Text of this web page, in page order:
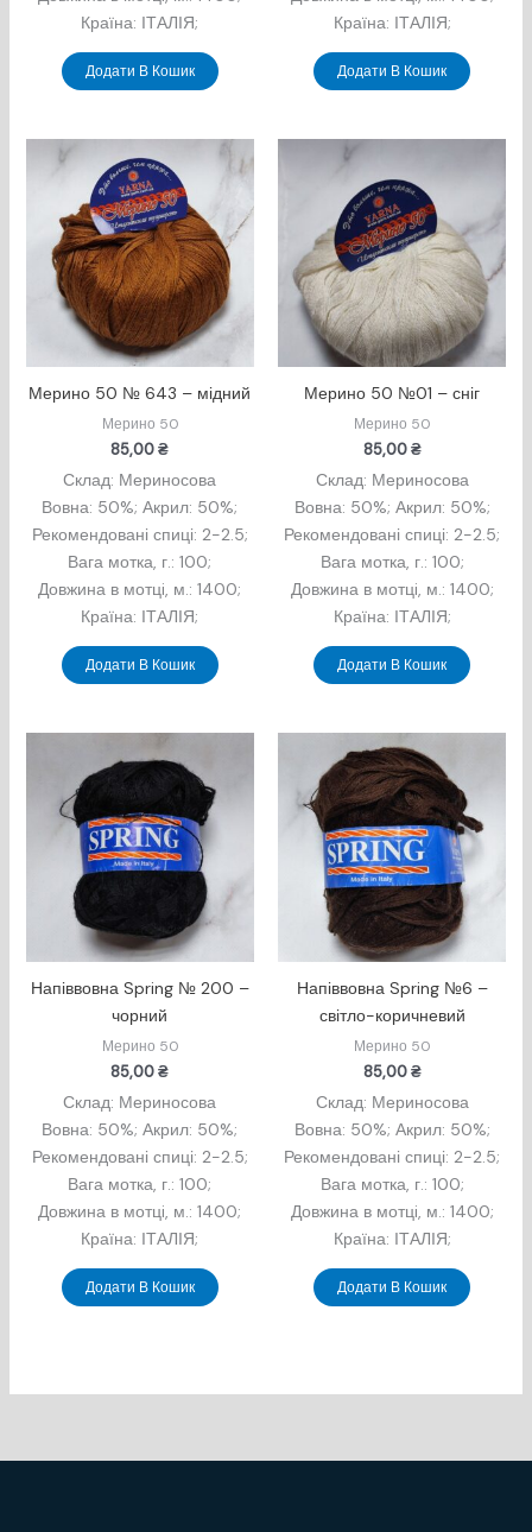
Країна: ІТАЛІЯ;
Додати В Кошик
Країна: ІТАЛІЯ;
Додати В Кошик
Мерино 50 № 643 – мідний
Мерино 50
85,00₴
Склад: Мериносова
Вовна: 50%; Акрил: 50%;
Рекомендовані спиці: 2-2.5;
Вага мотка, г.: 100;
Довжина в мотцi, м.: 1400;
Країна: ІТАЛІЯ;
Додати В Кошик
Мерино 50 №01 – сніг
Мерино 50
85,00₴
Склад: Мериносова
Вовна: 50%; Акрил: 50%;
Рекомендовані спиці: 2-2.5;
Вага мотка, г.: 100;
Довжина в мотцi, м.: 1400;
Країна: ІТАЛІЯ;
Додати В Кошик
Напіввовна Spring № 200 –
чорний
Мерино 50
85,00₴
Склад: Мериносова
Вовна: 50%; Акрил: 50%;
Рекомендовані спиці: 2-2.5;
Вага мотка, г.: 100;
Довжина в мотцi, м.: 1400;
Країна: ІТАЛІЯ;
Додати В Кошик
Напіввовна Spring №6 –
світло-коричневий
Мерино 50
85,00₴
Склад: Мериносова
Вовна: 50%; Акрил: 50%;
Рекомендовані спиці: 2-2.5;
Вага мотка, г.: 100;
Довжина в мотцi, м.: 1400;
Країна: ІТАЛІЯ;
Додати В Кошик